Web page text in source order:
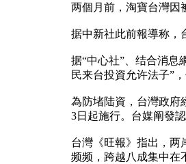
两個月前，淘寶台灣因
据中新社此前報導称，
据“中心社”、结合消息
民来台投資允许法子”
為防堵陆資，台灣政府
3日起施行。台媒阐發
台灣《旺報》指出，两
频频，跨越八成集中在